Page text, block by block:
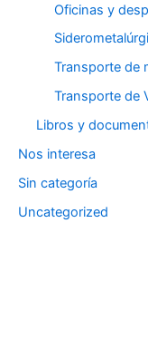
Oficinas y
Transporte de
Transporte de
Libros y
Nos interesa
Sin categoría
Uncategorized